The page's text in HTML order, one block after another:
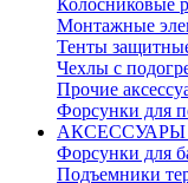
Колосниковые
Монтажные
Тенты
Чехлы с
Прочие
Форсунки для
Форсунки для
Подъемники